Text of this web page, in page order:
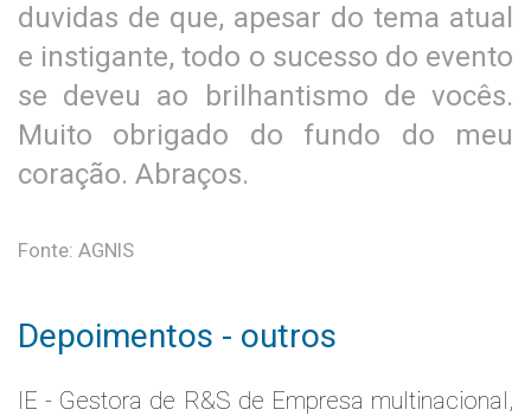
duvidas de que, apesar do tema atual
e instigante, todo o sucesso do evento
se deveu ao brilhantismo de vocês.
Muito obrigado do fundo do meu
coração. Abraços.
Fonte: AGNIS
Depoimentos - outros
IE - Gestora de R&S de Empresa multinacional,